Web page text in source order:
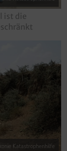
ist die
Katastrophenhilfe